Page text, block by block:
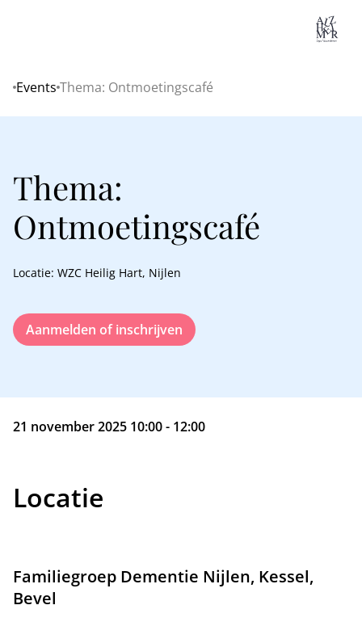
Home
Events Thema: Ontmoetingscafé
Thema:
Ontmoetingscafé
Locatie: WZC Heilig Hart, Nijlen
Aanmelden of inschrijven
21 november 2025 10:00 - 12:00
Locatie
Familiegroep Dementie Nijlen, Kessel,
Bevel